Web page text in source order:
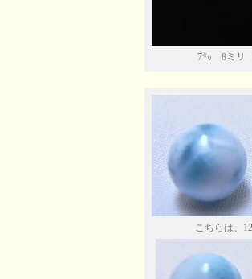
7㍉ 8ミリ
こちらは、